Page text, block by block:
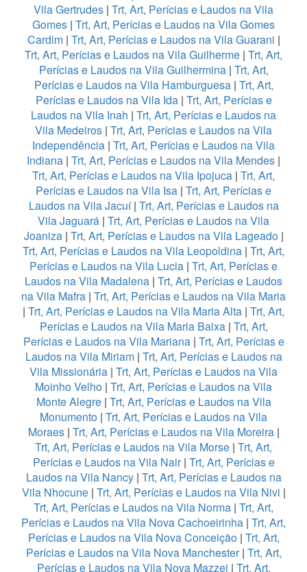
Vila Gertrudes | Trt, Art, Perícias e Laudos na Vila
Gomes | Trt, Art, Perícias e Laudos na Vila Gomes
Cardim| Trt, Art, Perícias e Laudos na Vila Guarani |
Trt, Art, Perícias e Laudos na Vila Guilherme | Trt, Art,
Perícias e Laudos na Vila Guilhermina| Trt, Art,
Perícias e Laudos na Vila Hamburguesa| Trt, Art,
Perícias e Laudos na Vila Ida| Trt, Art, Perícias e
Laudos na Vila Inah | Trt, Art, Perícias e Laudos na
Vila Medeiros | Trt, Art, Perícias e Laudos na Vila
Independência | Trt, Art, Perícias e Laudos na Vila
Indiana | Trt, Art, Perícias e Laudos na Vila Mendes |
Trt, Art, Perícias e Laudos na Vila Ipojuca | Trt, Art,
Perícias e Laudos na Vila Isa | Trt, Art, Perícias e
Laudos na Vila Jacuí| Trt, Art, Perícias e Laudos na
Vila Jaguará | Trt, Art, Perícias e Laudos na Vila
Joaniza| Trt, Art, Perícias e Laudos na Vila Lageado|
Trt, Art, Perícias e Laudos na Vila Leopoldina | Trt, Art,
Perícias e Laudos na Vila Lucia | Trt, Art, Perícias e
Laudos na Vila Madalena | Trt, Art, Perícias e Laudos
na Vila Mafra | Trt, Art, Perícias e Laudos na Vila Maria
| Trt, Art, Perícias e Laudos na Vila Maria Alta | Trt, Art,
Perícias e Laudos na Vila Maria Baixa| Trt, Art,
Perícias e Laudos na Vila Mariana| Trt, Art, Perícias e
Laudos na Vila Miriam| Trt, Art, Perícias e Laudos na
Vila Missionária | Trt, Art, Perícias e Laudos na Vila
Moinho Velho | Trt, Art, Perícias e Laudos na Vila
Monte Alegre| Trt, Art, Perícias e Laudos na Vila
Monumento | Trt, Art, Perícias e Laudos na Vila
Moraes| Trt, Art, Perícias e Laudos na Vila Moreira|
Trt, Art, Perícias e Laudos na Vila Morse | Trt, Art,
Perícias e Laudos na Vila Nair| Trt, Art, Perícias e
Laudos na Vila Nancy| Trt, Art, Perícias e Laudos na
Vila Nhocune| Trt, Art, Perícias e Laudos na Vila Nivi |
Trt, Art, Perícias e Laudos na Vila Norma | Trt, Art,
Perícias e Laudos na Vila Nova Cachoeirinha | Trt, Art,
Perícias e Laudos na Vila Nova Conceição| Trt, Art,
Perícias e Laudos na Vila Nova Manchester| Trt, Art,
Perícias e Laudos na Vila Nova Mazzei | Trt, Art,